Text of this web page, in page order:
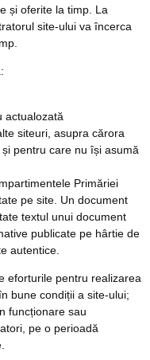
și oferite la timp. La
site-ului va încerca
actualozată
siteuri, asupra cărora
pentru care nu își asumă
Primăriei
pe site. Un document
textul unui document
publicate pe hârtie de
autentice.
eforturile pentru realizarea
bune condiții a site-ului;
funcționare sau
pe o perioadă